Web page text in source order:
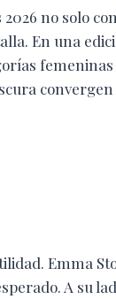
2026 no solo
En una
Emma
A su